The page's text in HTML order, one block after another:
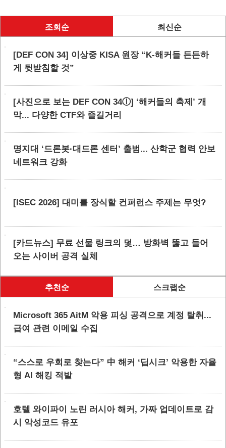
조회순 최신순
[DEF CON 34] 이상중 KISA 원장 “K-해커들 든든하
게 뒷받침할 것”
[사진으로 보는 DEF CON 34ⓛ] ‘해커들의 축제’ 개
막... 다양한 CTF와 즐길거리
명지대 ‘드론봇·대드론 센터’ 출범... 산학군 협력 안보
네트워크 강화
[ISEC 2026] 대미를 장식할 컨퍼런스 주제는 무엇?
[카드뉴스] 무료 선물 링크의 덫… 방화벽 뚫고 들어
오는 사이버 공격 실체
추천순 스크랩순
Microsoft 365 AitM 악용 피싱 공격으로 계정 탈취...
급여 관련 이메일 수집
“스스로 우회로 찾는다” 中 해커 ‘딥시크’ 악용한 자율
형 AI 해킹 적발
호텔 와이파이 노린 러시아 해커, 가짜 업데이트로 감
시 악성코드 유포